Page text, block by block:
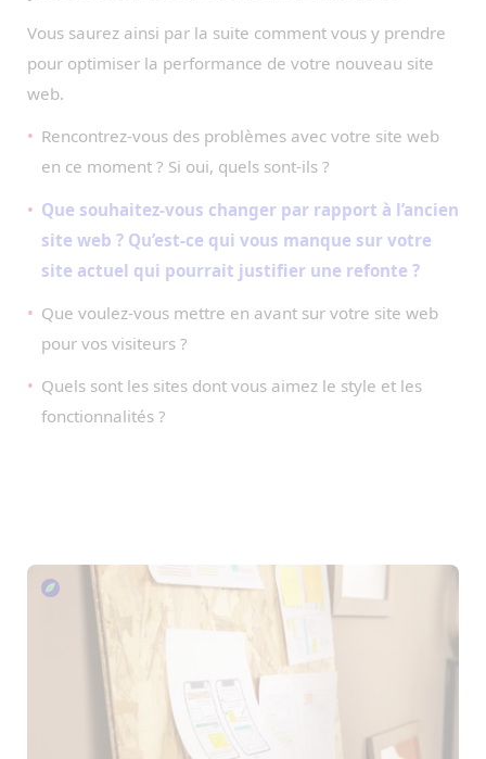
Vous saurez ainsi par la suite comment vous y prendre
pour optimiser la performance de votre nouveau site
web.
Rencontrez-vous des problèmes avec votre site web
en ce moment ? Si oui, quels sont-ils ?
Que souhaitez-vous changer par rapport à l’ancien
site web ? Qu’est-ce qui vous manque sur votre
site actuel qui pourrait justifier une refonte ?
Que voulez-vous mettre en avant sur votre site web
pour vos visiteurs ?
Quels sont les sites dont vous aimez le style et les
fonctionnalités ?